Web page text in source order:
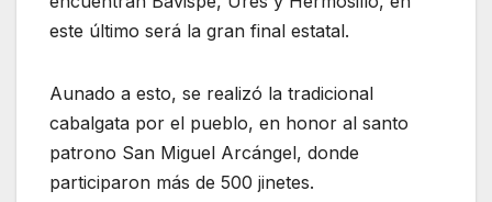
este último será la gran final estatal.
Aunado a esto, se realizó la tradicional
cabalgata por el pueblo, en honor al santo
patrono San Miguel Arcángel, donde
participaron más de 500 jinetes.